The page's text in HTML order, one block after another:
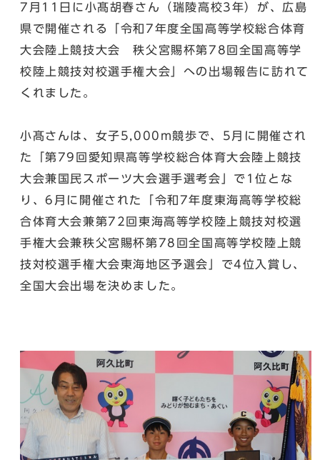
7月11日に小髙胡春さん（瑞陵高校3年）が、広島
県で開催される「令和7年度全国高等学校総合体育
大会陸上競技大会 秩父宮賜杯第78回全国高等学
校陸上競技対校選手権大会」への出場報告に訪れて
くれました。
小髙さんは、女子5,000m競歩で、5月に開催され
た「第79回愛知県高等学校総合体育大会陸上競技
大会兼国民スポーツ大会選手選考会」で1位とな
り、6月に開催された「令和7年度東海高等学校総
合体育大会兼第72回東海高等学校陸上競技対校選
手権大会兼秩父宮賜杯第78回全国高等学校陸上競
技対校選手権大会東海地区予選会」で4位入賞し、
全国大会出場を決めました。